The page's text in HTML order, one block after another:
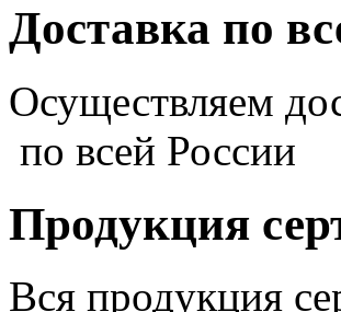
Доставка по
Осуществляем
по всей России
Продукция
Вся продукция